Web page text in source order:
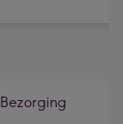
Bezorging